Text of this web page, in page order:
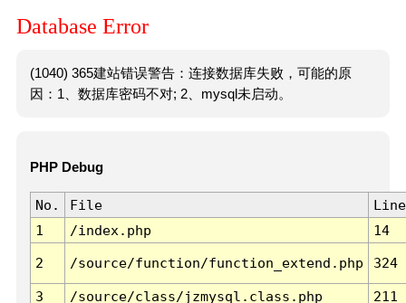
Database Error
(1040) 365建站错误警告：连接数据库失败，可能的原
因：1、数据库密码不对; 2、mysql未启动。
PHP Debug
No. File
Line
1
/index.php 14
2 /source/function/function_extend.php 324
3 /source/class/jzmysql.class.php
211